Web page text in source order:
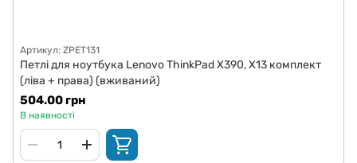
Артикул: ZPET131
Петлі для ноутбука Lenovo ThinkPad X390, X13 комплект
(ліва + права) (вживаний)
504.00 грн
В наявності